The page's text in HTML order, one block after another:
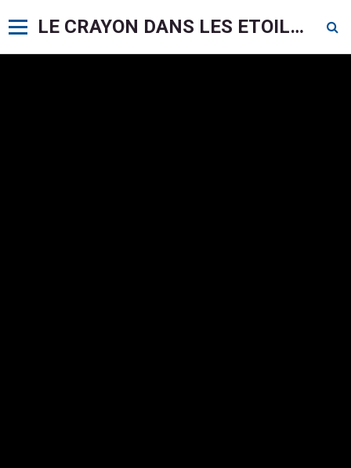
LE CRAYON DANS LES ETOILES